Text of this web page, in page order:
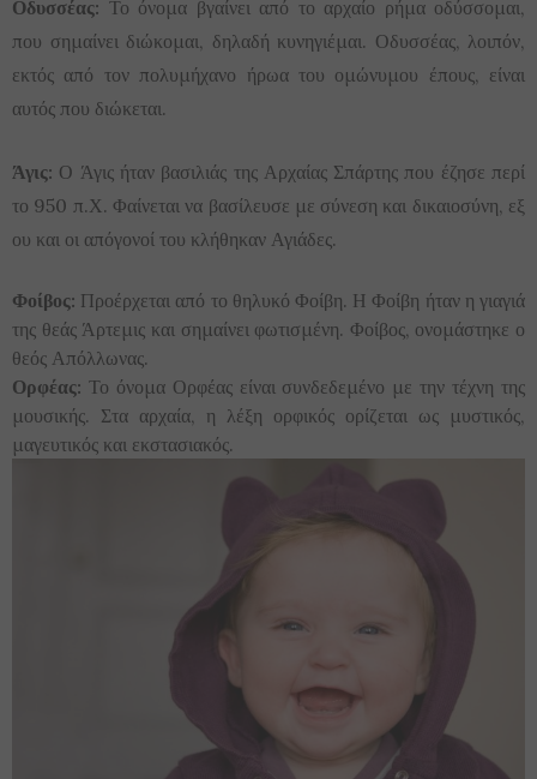
Οδυσσέας: Το όνομα βγαίνει από το αρχαίο ρήμα οδύσσομαι,
που σημαίνει διώκομαι, δηλαδή κυνηγιέμαι. Οδυσσέας, λοιπόν,
εκτός από τον πολυμήχανο ήρωα του ομώνυμου έπους, είναι
αυτός που διώκεται.
Άγις: Ο Άγις ήταν βασιλιάς της Αρχαίας Σπάρτης που έζησε περί
το 950 π.Χ. Φαίνεται να βασίλευσε με σύνεση και δικαιοσύνη, εξ
ου και οι απόγονοί του κλήθηκαν Αγιάδες.
Φοίβος: Προέρχεται από το θηλυκό Φοίβη. Η Φοίβη ήταν η γιαγιά
της θεάς Άρτεμις και σημαίνει φωτισμένη. Φοίβος, ονομάστηκε ο
θεός Απόλλωνας.
Ορφέας: Το όνομα Ορφέας είναι συνδεδεμένο με την τέχνη της
μουσικής. Στα αρχαία, η λέξη ορφικός ορίζεται ως μυστικός,
μαγευτικός και εκστασιακός.